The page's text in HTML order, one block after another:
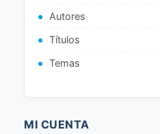
Autores
Títulos
Temas
MI CUENTA